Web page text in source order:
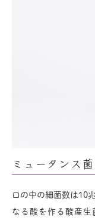
ミュータンス
口の中の細菌数は10
なる酸を作る酸産